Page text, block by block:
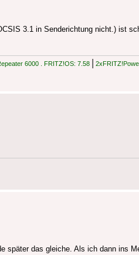
3.1 in Senderichtung nicht.) ist
6000 . FRITZ!OS: 7.58
später das gleiche. Als ich dann ins